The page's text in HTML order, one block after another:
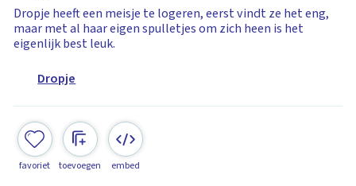
Dropje heeft een meisje te logeren, eerst vindt ze het eng,
maar met al haar eigen spulletjes om zich heen is het
eigenlijk best leuk.
Dropje
favoriet toevoegen embed